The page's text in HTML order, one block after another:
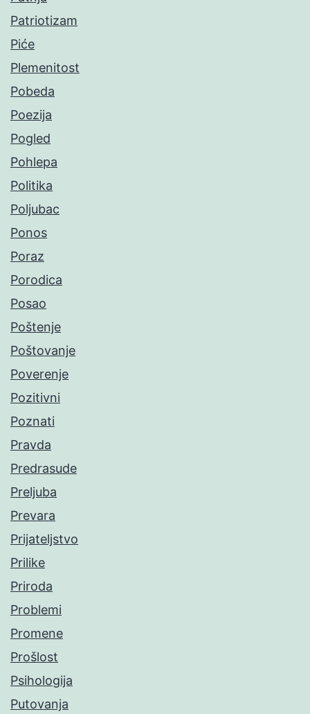
Patriotizam
Piće
Plemenitost
Pobeda
Poezija
Pogled
Pohlepa
Politika
Poljubac
Ponos
Poraz
Porodica
Posao
Poštenje
Poštovanje
Poverenje
Pozitivni
Poznati
Pravda
Predrasude
Preljuba
Prevara
Prijateljstvo
Prilike
Priroda
Problemi
Promene
Prošlost
Psihologija
Putovanja